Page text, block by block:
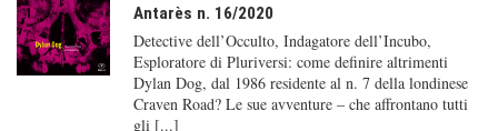
Antarès n. 16/2020
Detective dell’Occulto, Indagatore dell’Incubo,
Esploratore di Pluriversi: come definire altrimenti
Dylan Dog, dal 1986 residente al n. 7 della londinese
Craven Road? Le sue avventure – che affrontano tutti
gli [...]